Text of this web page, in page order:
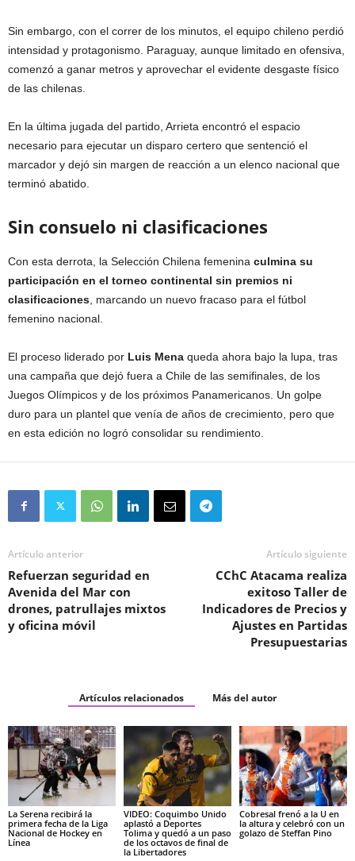
Sin embargo, con el correr de los minutos, el equipo chileno perdió
intensidad y protagonismo. Paraguay, aunque limitado en ofensiva,
comenzó a ganar metros y aprovechar el evidente desgaste físico
de las chilenas.
En la última jugada del partido, Arrieta encontró el espacio
necesario para ejecutar un disparo certero que sentenció el
marcador y dejó sin margen de reacción a un elenco nacional que
terminó abatido.
Sin consuelo ni clasificaciones
Con esta derrota, la Selección Chilena femenina culmina su
participación en el torneo continental sin premios ni
clasificaciones , marcando un nuevo fracaso para el fútbol
femenino nacional.
El proceso liderado por Luis Mena queda ahora bajo la lupa, tras
una campaña que dejó fuera a Chile de las semifinales, de los
Juegos Olímpicos y de los próximos Panamericanos. Un golpe
duro para un plantel que venía de años de crecimiento, pero que
en esta edición no logró consolidar su rendimiento.
Artículo anterior
Refuerzan seguridad en
Avenida del Mar con
drones, patrullajes mixtos
y oficina móvil
Artículo siguiente
CChC Atacama realiza
exitoso Taller de
Indicadores de Precios y
Ajustes en Partidas
Presupuestarias
Artículos relacionados Más del autor
La Serena recibirá la
primera fecha de la Liga
Nacional de Hockey en
Línea
VIDEO: Coquimbo Unido
aplastó a Deportes
Tolima y quedó a un paso
de los octavos de final de
la Libertadores
Cobresal frenó a la U en
la altura y celebró con un
golazo de Steffan Pino